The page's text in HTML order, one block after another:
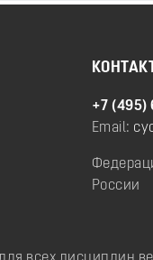
+7 (495)
Email:
России